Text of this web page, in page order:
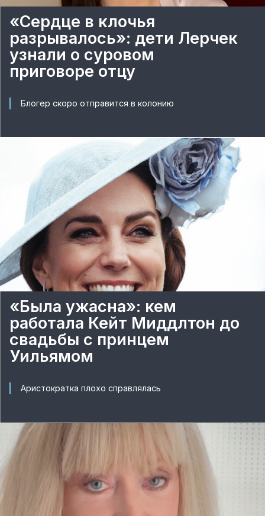
«Сердце в клочья
разрывалось»: дети Лерчек
узнали о суровом
приговоре отцу
Блогер скоро отправится в колонию
«Была ужасна»: кем
работала Кейт Миддлтон до
свадьбы с принцем
Уильямом
Аристократка плохо справлялась